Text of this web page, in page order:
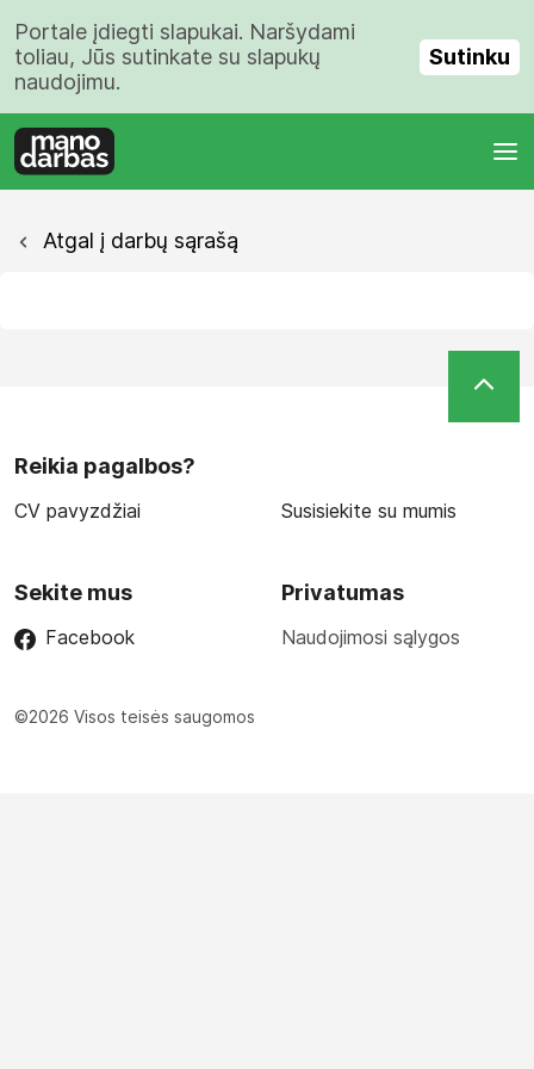
Portale įdiegti slapukai. Naršydami
toliau, Jūs sutinkate su slapukų
naudojimu.
Sutinku
Atgal į darbų sąrašą
Reikia pagalbos?
CV pavyzdžiai Susisiekite su mumis
Sekite mus
Facebook
Privatumas
Naudojimosi sąlygos
©2026 Visos teisės saugomos